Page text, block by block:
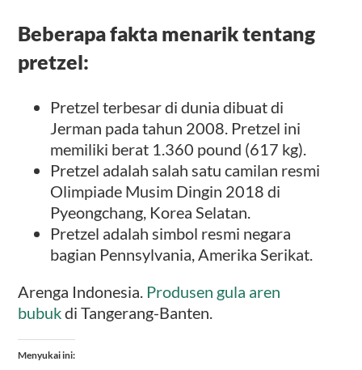
Beberapa fakta menarik tentang
pretzel:
Pretzel terbesar di dunia dibuat di
Jerman pada tahun 2008. Pretzel ini
memiliki berat 1.360 pound (617 kg).
Pretzel adalah salah satu camilan resmi
Olimpiade Musim Dingin 2018 di
Pyeongchang, Korea Selatan.
Pretzel adalah simbol resmi negara
bagian Pennsylvania, Amerika Serikat.
Arenga Indonesia. Produsen gula aren
bubukdi Tangerang-Banten.
Menyukai ini: